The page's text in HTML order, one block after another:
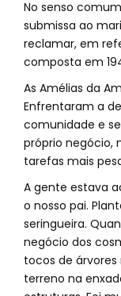
No senso
submissa ao
reclamar, em
composta em
As Amélias da
Enfrentaram a
comunidade e
próprio negócio,
tarefas mais
A gente estava
o nosso pai.
seringueira.
negócio dos
tocos de
terreno na